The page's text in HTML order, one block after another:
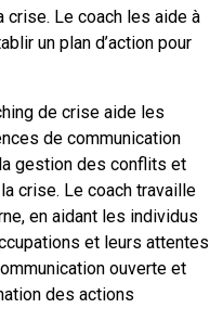
crise. Le coach les aide à
un plan d’action pour
de crise aide les
de communication
gestion des conflits et
crise. Le coach travaille
en aidant les individus
et leurs attentes
ouverte et
des actions